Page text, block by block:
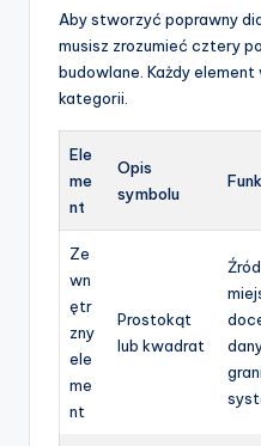
Aby stworzyć poprawny
musisz zrozumieć cztery
budowlane. Każdy element
kategorii.
Ele
me
nt
Opis
symbolu
Ze
wn
ętr
zny
ele
me
nt
Prostokąt
lub kwadrat